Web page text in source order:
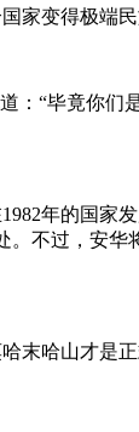
家变得极端
“毕竟你
年的国家
不过，安
哈山才是